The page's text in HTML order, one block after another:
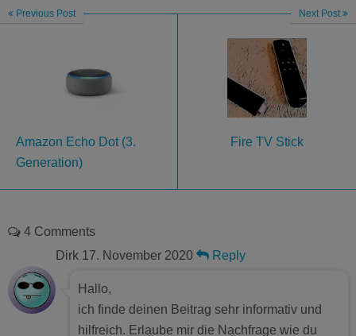
Previous Post
Amazon Echo Dot (3.
Generation)
Next Post
Fire TV Stick
4 Comments
Dirk 17. November 2020 Reply
Hallo,
ich finde deinen Beitrag sehr informativ und
hilfreich. Erlaube mir die Nachfrage wie du